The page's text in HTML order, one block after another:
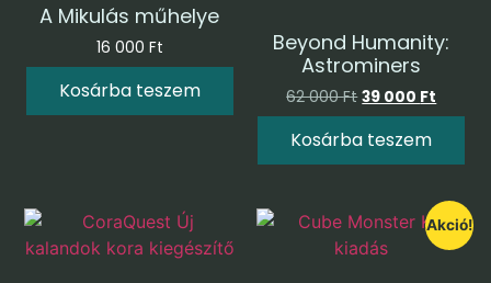
A Mikulás műhelye
16 000 Ft
Kosárba teszem
Beyond Humanity:
Astrominers
62 000Ft 39 000 Ft
Kosárba teszem
Akció!